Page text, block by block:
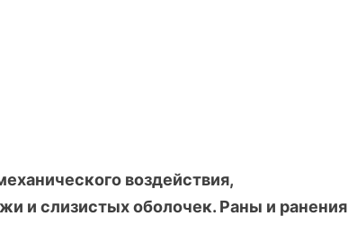
воздействия,
и слизистых оболочек. Раны и ранения